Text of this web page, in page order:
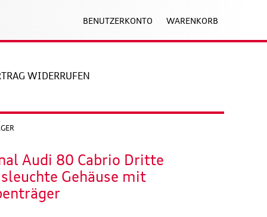
BENUTZERKONTO WARENKORB
WIDERRUFEN
Audi 80 Cabrio Dritte
Gehäuse mit